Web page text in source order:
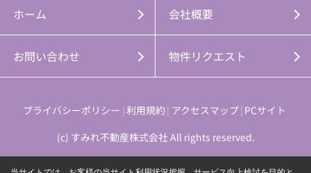
ホーム 会社概要
お問い合わせ 物件リクエスト
プライバシーポリシー 利用規約 アクセスマップ PCサイト
(c) すみれ不動産株式会社 All rights reserved.